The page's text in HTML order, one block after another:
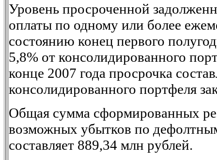
Уровень просроченной
оплаты по одному или более
состоянию конец первого
5,8% от консолидированного
конце 2007 года просрочка
консолидированного портфеля
Общая сумма сформированных
возможных убытков по
составляет 889,34 млн рублей.